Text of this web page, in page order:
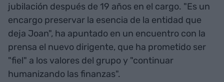
jubilación después de 19 años en el cargo. "Es un
encargo preservar la esencia de la entidad que
deja Joan", ha apuntado en un encuentro con la
prensa el nuevo dirigente, que ha prometido ser
"fiel" a los valores del grupo y "continuar
humanizando las finanzas".